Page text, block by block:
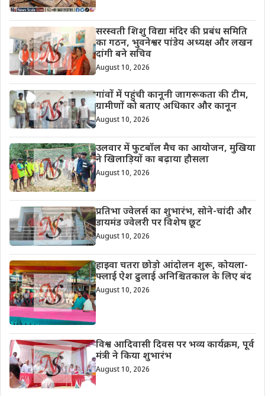
सरस्वती शिशु विद्या मंदिर की प्रबंध समिति
का गठन, भुवनेश्वर पांडेय अध्यक्ष और लखन
दांगी बने सचिव
August 10, 2026
गांवों में पहुंची कानूनी जागरूकता की टीम,
ग्रामीणों को बताए अधिकार और कानून
August 10, 2026
उलवार में फुटबॉल मैच का आयोजन, मुखिया
ने खिलाड़ियों का बढ़ाया हौसला
August 10, 2026
प्रतिभा ज्वेलर्स का शुभारंभ, सोने-चांदी और
डायमंड ज्वेलरी पर विशेष छूट
August 10, 2026
हाइवा चतरा छोड़ो आंदोलन शुरू, कोयला-
फ्लाई ऐश ढुलाई अनिश्चितकाल के लिए बंद
August 10, 2026
विश्व आदिवासी दिवस पर भव्य कार्यक्रम, पूर्व
मंत्री ने किया शुभारंभ
August 10, 2026